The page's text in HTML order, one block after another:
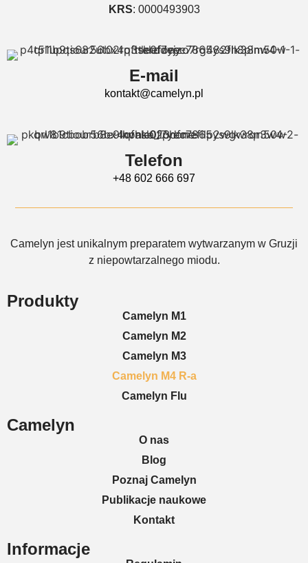
KRS: 0000493903
E-mail
kontakt@camelyn.pl
Telefon
+48 602 666 697
Camelyn jest unikalnym preparatem wytwarzanym w Gruzji
z niepowtarzalnego miodu.
Produkty
Camelyn M1
Camelyn M2
Camelyn M3
Camelyn M4 R-a
Camelyn Flu
Camelyn
O nas
Blog
Poznaj Camelyn
Publikacje naukowe
Kontakt
Informacje